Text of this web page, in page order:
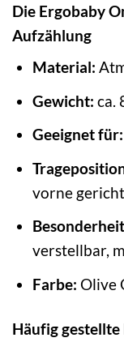
Die Ergobaby
Aufzählung
Material:
Gewicht: ca.
Geeignet für:
vorne
verstellbar,
Farbe: Olive
Häufig gestellte